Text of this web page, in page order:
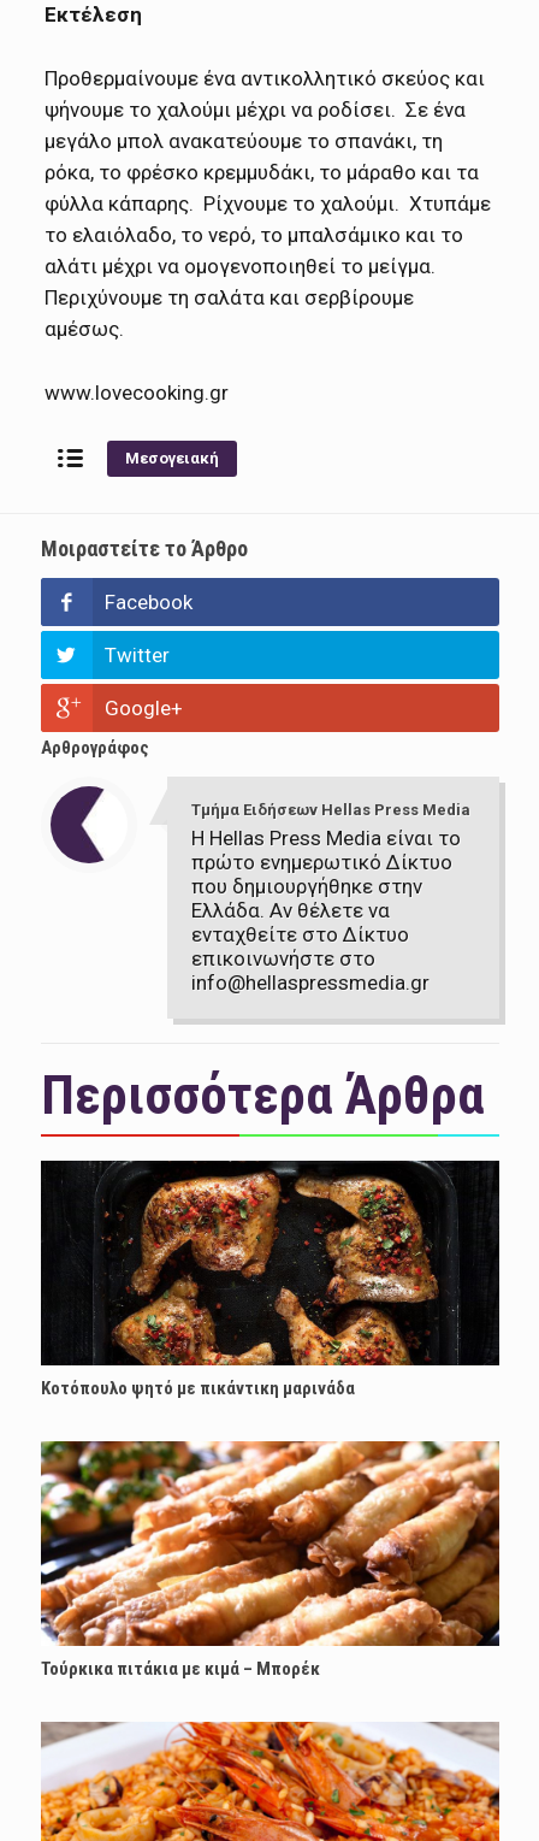
Εκτέλεση
Προθερμαίνουμε ένα αντικολλητικό σκεύος και
ψήνουμε το χαλούμι μέχρι να ροδίσει. Σε ένα
μεγάλο μπολ ανακατεύουμε το σπανάκι, τη
ρόκα, το φρέσκο κρεμμυδάκι, το μάραθο και τα
φύλλα κάπαρης. Ρίχνουμε το χαλούμι. Χτυπάμε
το ελαιόλαδο, το νερό, το μπαλσάμικο και το
αλάτι μέχρι να ομογενοποιηθεί το μείγμα.
Περιχύνουμε τη σαλάτα και σερβίρουμε
αμέσως.
www.lovecooking.gr
Μεσογειακή
Μοιραστείτε το Άρθρο
Facebook
Twitter
Google+
Αρθρογράφος
Τμήμα Ειδήσεων Hellas Press Media
Η Hellas Press Media είναι το
πρώτο ενημερωτικό Δίκτυο
που δημιουργήθηκε στην
Ελλάδα. Αν θέλετε να
ενταχθείτε στο Δίκτυο
επικοινωνήστε στο
info@hellaspressmedia.gr
Περισσότερα Άρθρα
Κοτόπουλο ψητό με πικάντικη μαρινάδα
Τούρκικα πιτάκια με κιμά – Μπορέκ